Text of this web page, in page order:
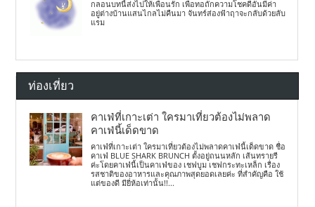
กลอนบทนี้ส่งไปให้เพื่อนรัก เพื่อทอถักความโชคดีอันมีค่า
อยู่ต่างบ้านแสนไกลไม่คืนมา จันทร์ส่องฟ้าฤาจะกลับด้วยลับ
แรม
ท่องเที่ยว
คาเฟ่ที่เกาะเต่า ใครมาเที่ยวต้องไม่พลาด
คาเฟ่นี้เด็ดขาด
คาเฟ่ที่เกาะเต่า ใครมาเที่ยวต้องไม่พลาดคาเฟ่นี้เด็ดขาด ชื่อ
คาเฟ่ BLUE SHARK BRUNCH ตั้งอยู่ถนนหลัก เส้นทรายรี
ค่ะโดยคาเฟ่นี้เป็นคาเฟ่ของ เชฟบูม เชฟกระทะเหล็ก เรื่อง
รสชาติของอาหารและคุณภาพสุดยอดเลยค่ะ ที่สำคัญคือ ใช้
แต่ของดี มียี่ห้อเท่านั้น!!...